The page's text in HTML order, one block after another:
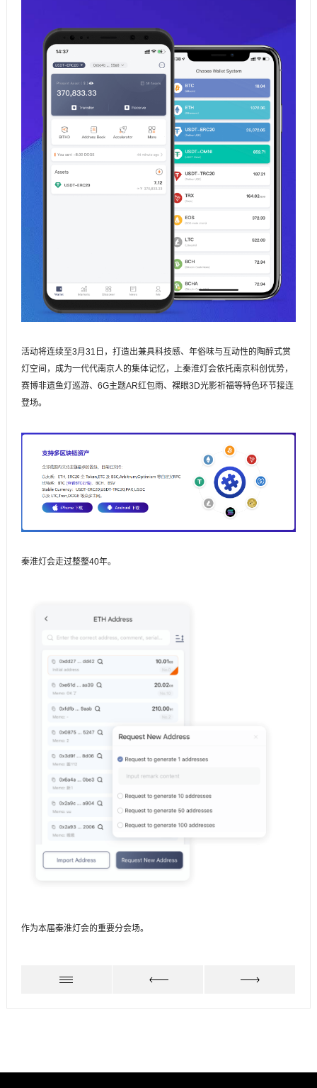
活动将连续至3月31日，打造出兼具科技感、年俗味与互动性的陶醉式赏
灯空间，成为一代代南京人的集体记忆，上秦淮灯会依托南京科创优势，
赛博非遗鱼灯巡游、6G主题AR红包雨、裸眼3D光影祈福等特色环节接连
登场。
秦淮灯会走过整整40年。
作为本届秦淮灯会的重要分会场。